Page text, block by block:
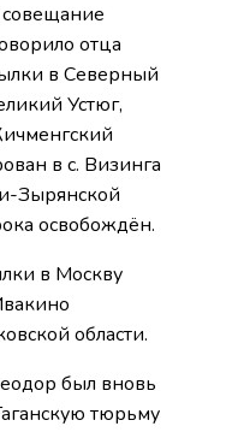
отца
в Северный
Устюг,
в с. Визинга
Зырянской
освобождён.
в Москву
области.
был вновь
тюрьму